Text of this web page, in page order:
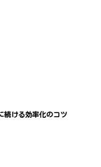
続ける効率化のコツ